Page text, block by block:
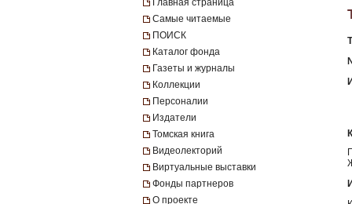
Главная страница
Самые читаемые
ПОИСК
Каталог фонда
Газеты и журналы
Коллекции
Персоналии
Издатели
Томская книга
Видеолекторий
Виртуальные выставки
Фонды партнеров
О проекте